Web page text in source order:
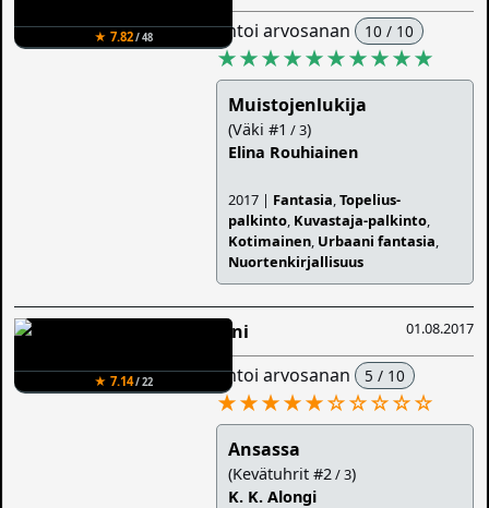
★ 7.82/ 48
antoi arvosanan 10 / 10
★★★★★★★★★★
Muistojenlukija
(Väki #1 / 3)
Elina Rouhiainen
2017 | Fantasia,Topelius-
palkinto, Kuvastaja-palkinto,
Kotimainen, Urbaani fantasia,
Nuortenkirjallisuus
★ 7.14/ 22
01.08.2017
Sini
antoi arvosanan 5 / 10
★★★★★☆☆☆☆☆
Ansassa
(Kevätuhrit #2 / 3)
K. K. Alongi